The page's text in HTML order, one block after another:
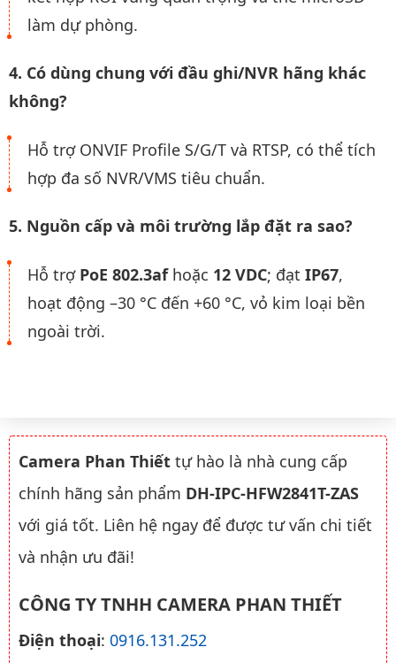
làm dự phòng.
4. Có dùng chung với đầu ghi/NVR hãng khác
không?
Hỗ trợ ONVIF Profile S/G/T và RTSP, có thể tích
hợp đa số NVR/VMS tiêu chuẩn.
5. Nguồn cấp và môi trường lắp đặt ra sao?
Hỗ trợ PoE 802.3afhoặc 12 VDC; đạt IP67,
hoạt động –30 °C đến +60 °C, vỏ kim loại bền
ngoài trời.
Camera Phan Thiết tự hào là nhà cung cấp
chính hãng sản phẩm DH-IPC-HFW2841T-ZAS
với giá tốt. Liên hệ ngay để được tư vấn chi tiết
và nhận ưu đãi!
CÔNG TY TNHH CAMERA PHAN THIẾT
Điện thoại: 0916.131.252